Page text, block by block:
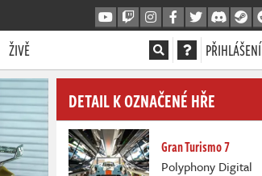
ŽIVĚ PŘIHLÁŠENÍ
DETAIL K OZNAČENÉ HŘE
Gran Turismo 7
Polyphony Digital